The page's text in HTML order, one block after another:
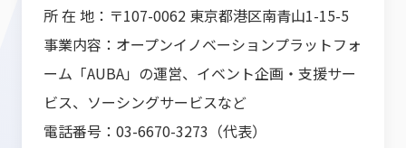
所 在 地：〒107-0062 東京都港区南青山1-15-5
事業内容：オープンイノベーションプラットフォ
ーム「AUBA」の運営、イベント企画・支援サー
ビス、ソーシングサービスなど
電話番号：03-6670-3273（代表）